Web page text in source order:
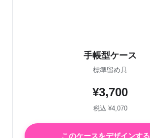
手帳型ケース
標準留め具
¥3,700
税込 ¥4,070
このケースをデザインする